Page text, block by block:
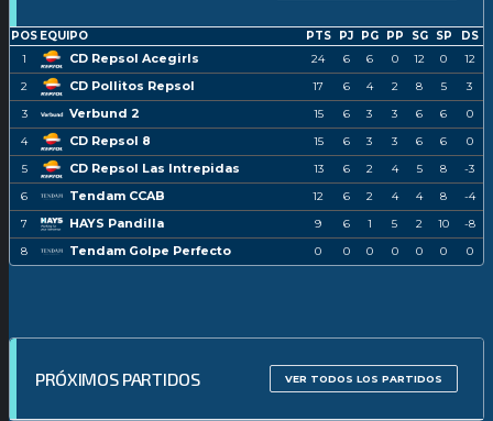
POS EQUIPO PTS PJ PG PP SG SP
DS
1
CD Repsol Acegirls 24 6 6 0 12 0
12
2
CD Pollitos Repsol 17 6 4 2 8 5
3
3
Verbund 2 15 6 3 3 6 6
0
4
CD Repsol 8 15 6 3 3 6 6
0
5
CD Repsol Las Intrepidas 13 6 2 4 5 8
-3
6
Tendam CCAB 12 6 2 4 4 8
-4
7
HAYS Pandilla 9 6 1 5 2 10
-8
8
Tendam Golpe Perfecto 0 0 0 0 0 0 0
PRÓXIMOS PARTIDOS VER TODOS LOS PARTIDOS